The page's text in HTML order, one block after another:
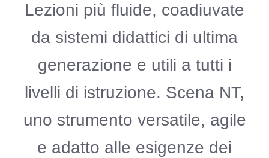
Lezioni più fluide, coadiuvate
da sistemi didattici di ultima
generazione e utili a tutti i
livelli di istruzione. Scena NT,
uno strumento versatile, agile
e adatto alle esigenze dei